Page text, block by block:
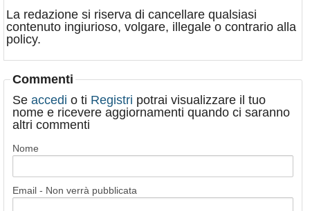
La redazione si riserva di cancellare qualsiasi
contenuto ingiurioso, volgare, illegale o contrario alla
policy.
Commenti
Se accedi o ti Registri potrai visualizzare il tuo
nome e ricevere aggiornamenti quando ci saranno
altri commenti
Nome
Email - Non verrà pubblicata